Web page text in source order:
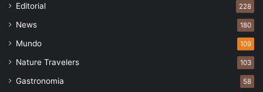
Editorial 228
News 180
Mundo 109
Nature Travelers 103
Gastronomia 58